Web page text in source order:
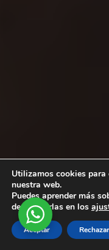
Utilizamos cookies para
nuestra web.
Puedes aprender más
desactivarlas en los
Aceptar Rechazar